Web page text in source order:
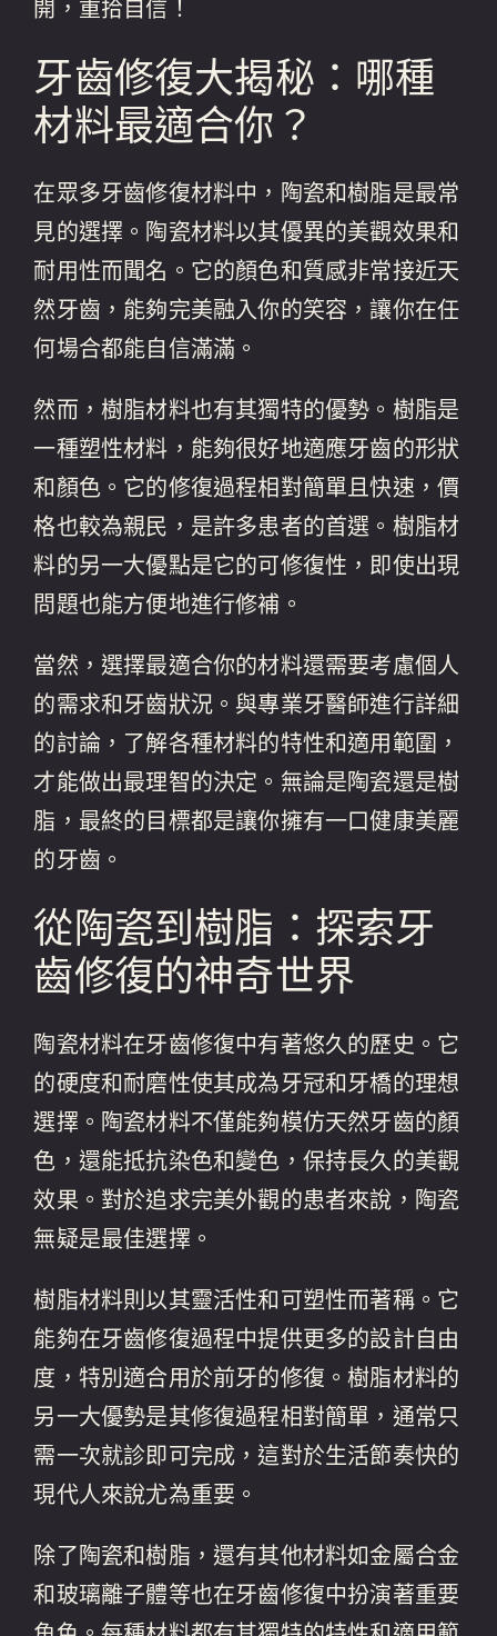
開，重拾自信！
牙齒修復大揭秘：哪種
材料最適合你？
在眾多牙齒修復材料中，陶瓷和樹脂是最常
見的選擇。陶瓷材料以其優異的美觀效果和
耐用性而聞名。它的顏色和質感非常接近天
然牙齒，能夠完美融入你的笑容，讓你在任
何場合都能自信滿滿。
然而，樹脂材料也有其獨特的優勢。樹脂是
一種塑性材料，能夠很好地適應牙齒的形狀
和顏色。它的修復過程相對簡單且快速，價
格也較為親民，是許多患者的首選。樹脂材
料的另一大優點是它的可修復性，即使出現
問題也能方便地進行修補。
當然，選擇最適合你的材料還需要考慮個人
的需求和牙齒狀況。與專業牙醫師進行詳細
的討論，了解各種材料的特性和適用範圍，
才能做出最理智的決定。無論是陶瓷還是樹
脂，最終的目標都是讓你擁有一口健康美麗
的牙齒。
從陶瓷到樹脂：探索牙
齒修復的神奇世界
陶瓷材料在牙齒修復中有著悠久的歷史。它
的硬度和耐磨性使其成為牙冠和牙橋的理想
選擇。陶瓷材料不僅能夠模仿天然牙齒的顏
色，還能抵抗染色和變色，保持長久的美觀
效果。對於追求完美外觀的患者來說，陶瓷
無疑是最佳選擇。
樹脂材料則以其靈活性和可塑性而著稱。它
能夠在牙齒修復過程中提供更多的設計自由
度，特別適合用於前牙的修復。樹脂材料的
另一大優勢是其修復過程相對簡單，通常只
需一次就診即可完成，這對於生活節奏快的
現代人來說尤為重要。
除了陶瓷和樹脂，還有其他材料如金屬合金
和玻璃離子體等也在牙齒修復中扮演著重要